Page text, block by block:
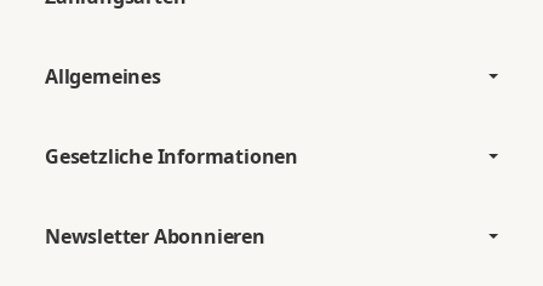
Allgemeines
Gesetzliche Informationen
Newsletter Abonnieren